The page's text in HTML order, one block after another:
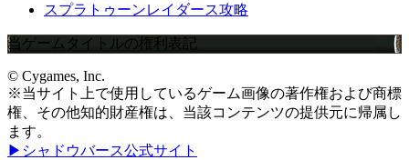
スプラトゥーンレイダース攻略
当ゲームタイトルの権利表記
© Cygames, Inc.
※当サイト上で使用しているゲーム画像の著作権および商標
権、その他知的財産権は、当該コンテンツの提供元に帰属し
ます。
▶シャドウバース公式サイト